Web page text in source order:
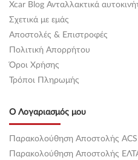
Xcar Blog Ανταλλακτικά
Σχετικά με εμάς
Αποστολές & Επιστροφές
Πολιτική Απορρήτου
Όροι Χρήσης
Τρόποι Πληρωμής
Ο Λογαριασμός μου
Παρακολούθηση Αποστολής ACS
Παρακολούθηση Αποστολής